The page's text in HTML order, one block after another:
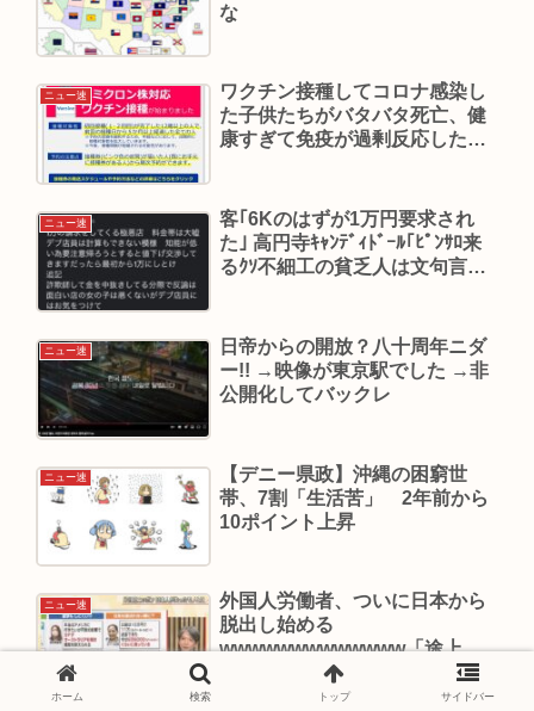
な
ニュー速
ワクチン接種してコロナ感染し
た子供たちがバタバタ死亡、健
康すぎて免疫が過剰反応したの
ニュー速
客｢6Kのはずが1万円要求され
た｣ 高円寺ｷｬﾝﾃﾞｨﾄﾞｰﾙ｢ﾋﾟﾝｻﾛ来
るｸｿ不細工の貧乏人は文句言う
ニュー速
日帝からの開放？八十周年ニダ
ー!! →映像が東京駅でした →非
公開化してバックレ
ニュー速
【デニー県政】沖縄の困窮世
帯、7割「生活苦」 2年前から
10ポイント上昇
ニュー速
外国人労働者、ついに日本から
脱出し始める
wwwwwwwwwwwww「途上国
の人にも見向きもされない国
ホーム 検索 トップ サイドバー